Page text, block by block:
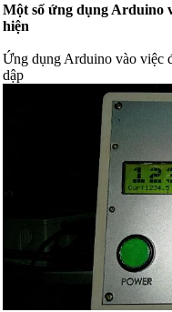
Một số ứng dụng Arduino
hiện
Ứng dụng Arduino vào việc
dập